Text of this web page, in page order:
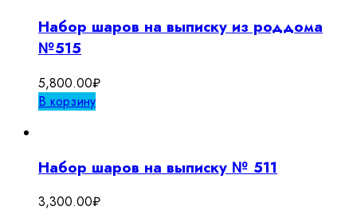
Набор шаров на выписку из роддома
№515
5,800.00₽
В корзину
Набор шаров на выписку № 511
3,300.00₽